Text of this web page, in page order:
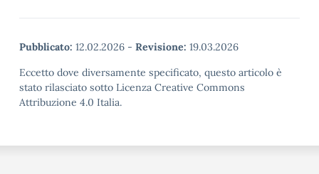
Pubblicato: 12.02.2026 - Revisione: 19.03.2026
Eccetto dove diversamente specificato, questo articolo è
stato rilasciato sotto Licenza Creative Commons
Attribuzione 4.0 Italia.